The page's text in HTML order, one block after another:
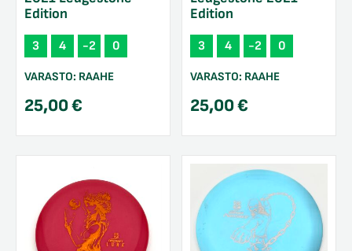
Edition
3 4 -2 0
VARASTO: RAAHE
25,00€
Edition
3 4 -2 0
VARASTO: RAAHE
25,00€